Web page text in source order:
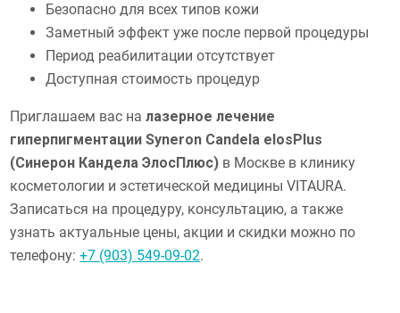
Безопасно для всех типов кожи
Заметный эффект уже после первой процедуры
Период реабилитации отсутствует
Доступная стоимость процедур
Приглашаем вас налазерное лечение
гиперпигментации Syneron Candela elosPlus
(Синерон Кандела ЭлосПлюс) в Москве в клинику
косметологии и эстетической медицины VITAURA.
Записаться на процедуру, консультацию, а также
узнать актуальные цены, акции и скидки можно по
телефону:+7 (903) 549-09-02.